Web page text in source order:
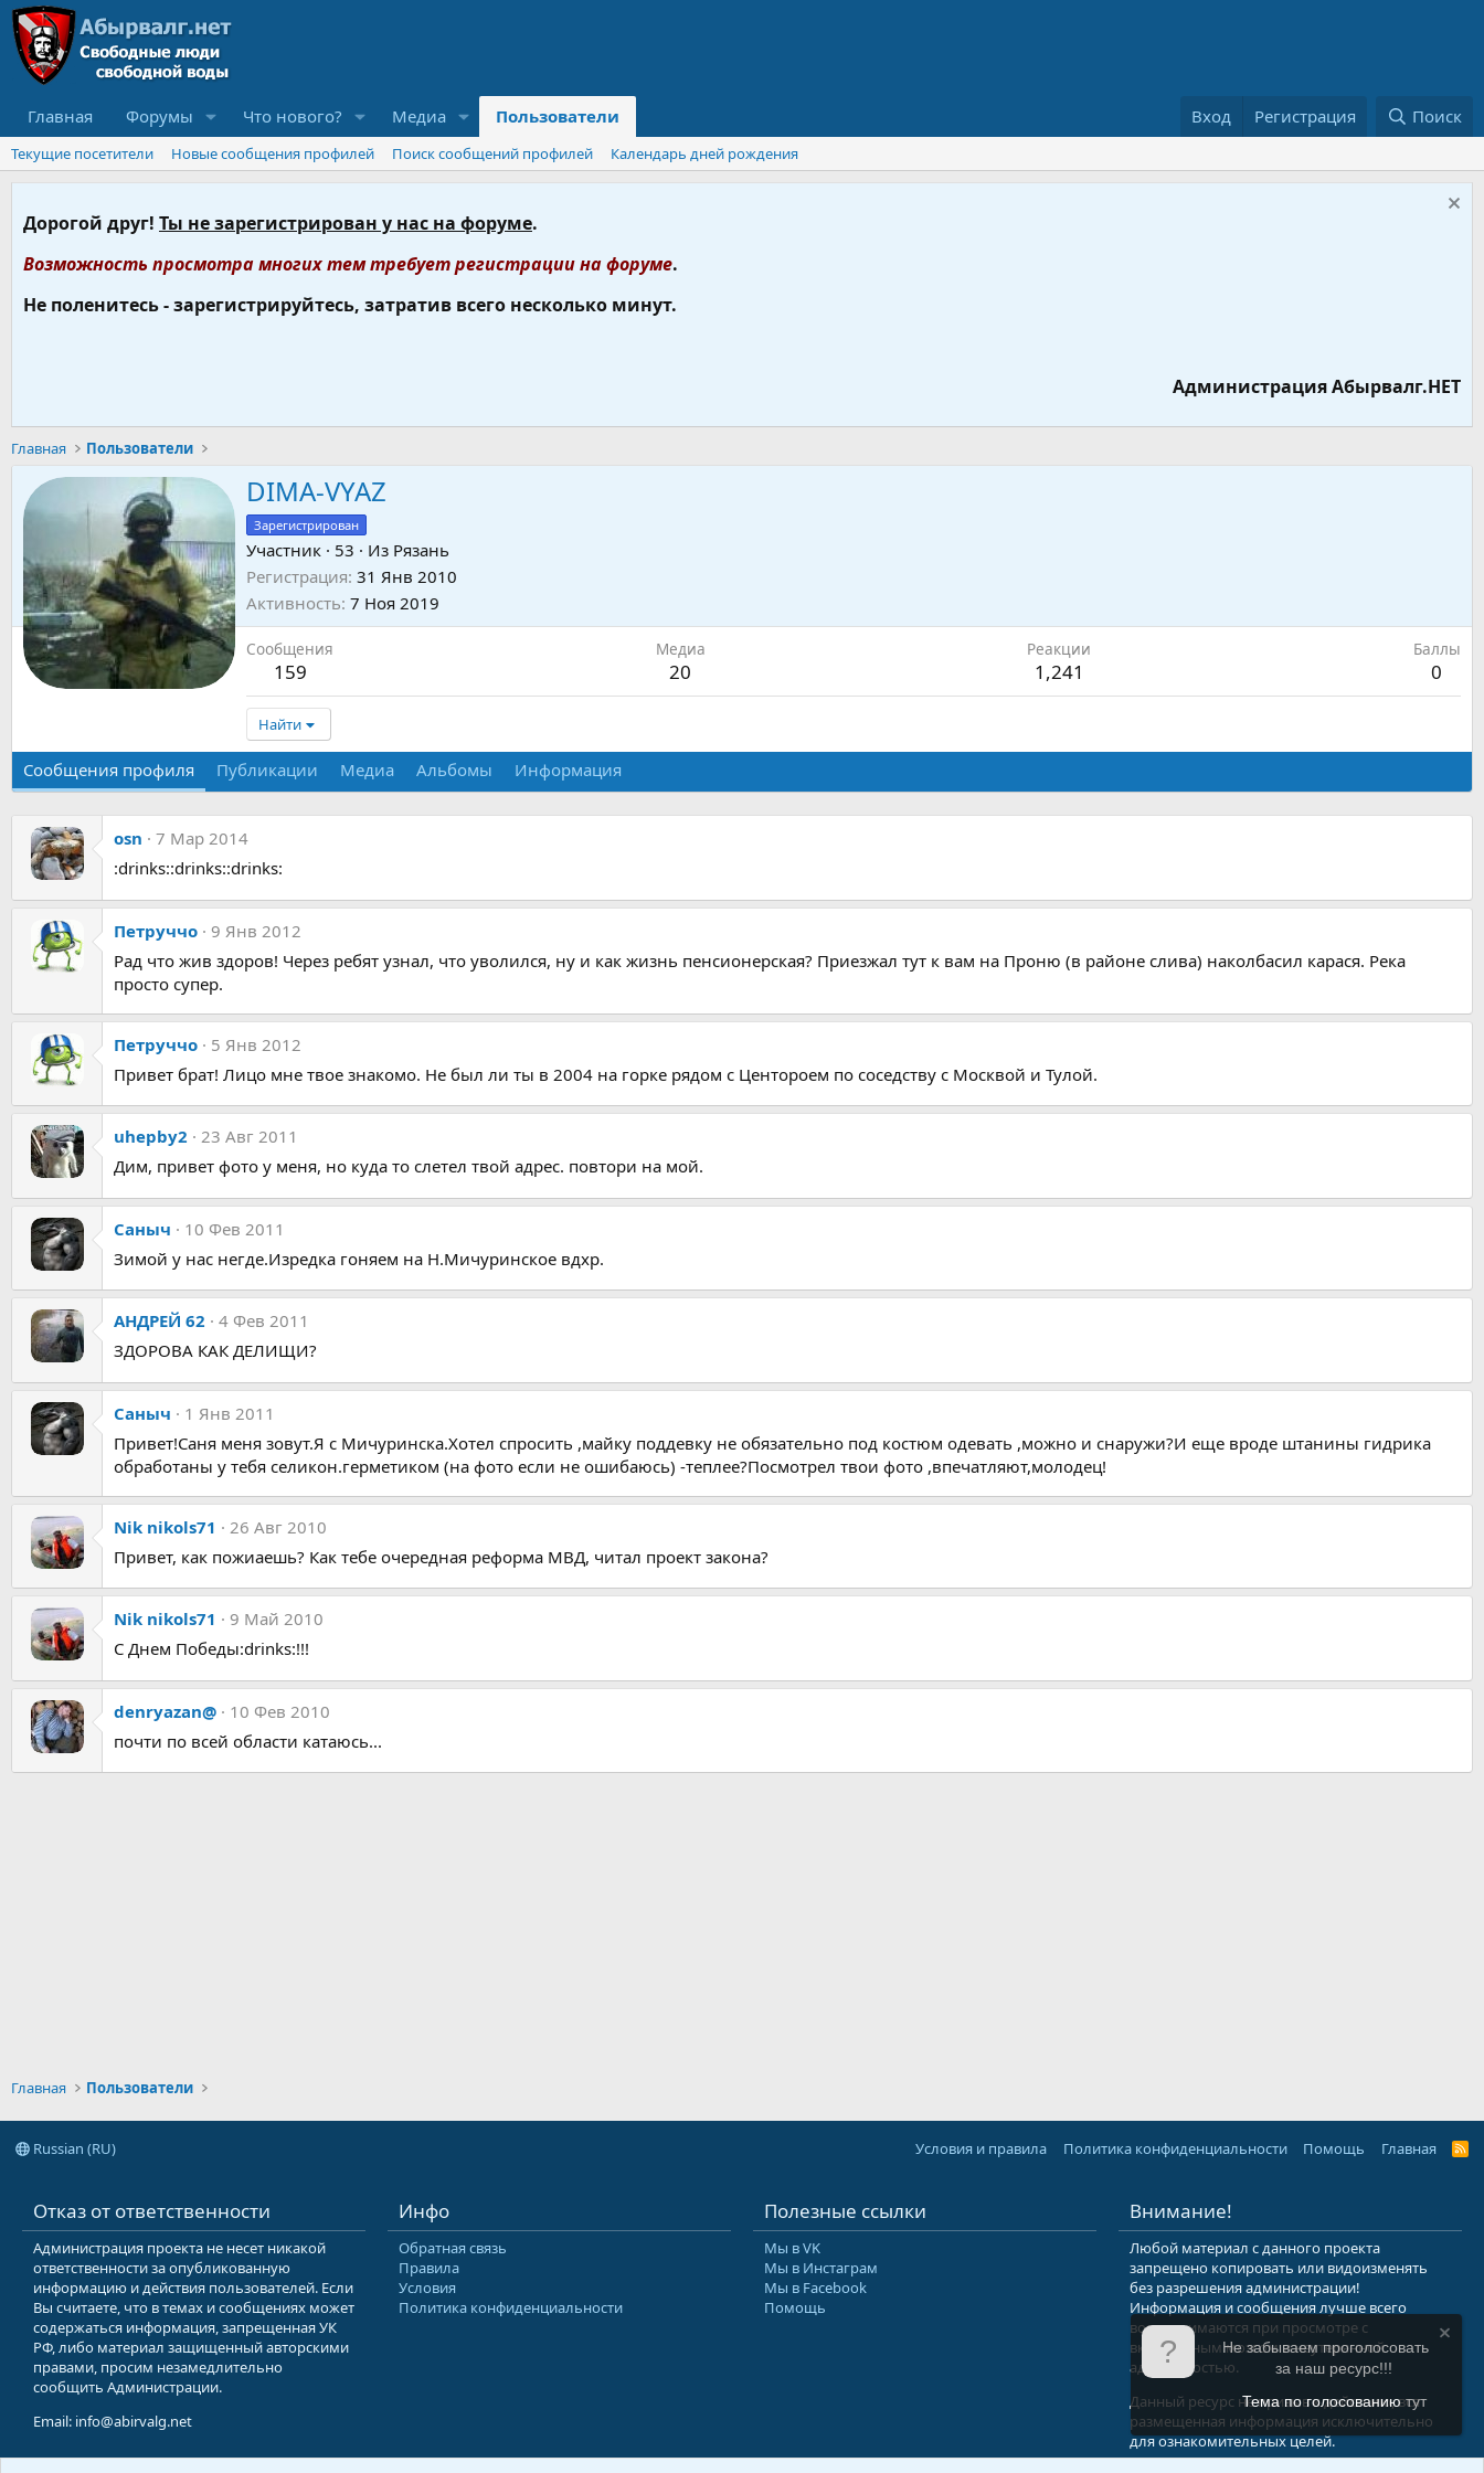
Главная Форумы Что нового? Медиа Пользователи Вход Регистрация Поиск
Текущие посетители Новые сообщения профилей Поиск сообщений профилей Календарь дней рождения
Дорогой друг! Ты не зарегистрирован у нас на форуме.
Возможность просмотра многих тем требует регистрации на форуме.
Не поленитесь - зарегистрируйтесь, затратив всего несколько минут.
Администрация Абырвалг.НЕТ
Главная Пользователи
DIMA-VYAZ
Зарегистрирован
Участник · 53 · Из Рязань
Регистрация 31 Янв 2010
Активность 7 Ноя 2019
Сообщения
159
Медиа
20
Реакции
1,241
Баллы
0
Найти
Сообщения профиля Публикации Медиа Альбомы Информация
osn
7 Мар 2014
:drinks::drinks::drinks:
Петруччо
9 Янв 2012
Рад что жив здоров! Через ребят узнал, что уволился, ну и как жизнь пенсионерская? Приезжал тут к вам на Проню (в районе слива) наколбасил карася. Река
просто супер.
Петруччо
5 Янв 2012
Привет брат! Лицо мне твое знакомо. Не был ли ты в 2004 на горке рядом с Центороем по соседству с Москвой и Тулой.
uhepby2
23 Авг 2011
Дим, привет фото у меня, но куда то слетел твой адрес. повтори на мой.
Саныч
10 Фев 2011
Зимой у нас негде.Изредка гоняем на Н.Мичуринское вдхр.
АНДРЕЙ 62
4 Фев 2011
ЗДОРОВА КАК ДЕЛИЩИ?
Саныч
1 Янв 2011
Привет!Саня меня зовут.Я с Мичуринска.Хотел спросить ,майку поддевку не обязательно под костюм одевать ,можно и снаружи?И еще вроде штанины гидрика
обработаны у тебя селикон.герметиком (на фото если не ошибаюсь) -теплее?Посмотрел твои фото ,впечатляют,молодец!
Nik nikols71
26 Авг 2010
Привет, как пожиаешь? Как тебе очередная реформа МВД, читал проект закона?
Nik nikols71
9 Май 2010
С Днем Победы:drinks:!!!
denryazan@
10 Фев 2010
почти по всей области катаюсь...
Главная Пользователи
Russian (RU) Условия и правила Политика конфиденциальности Помощь Главная
R
Отказ от ответственности
Администрация проекта не несет никакой
ответственности за опубликованную
информацию и действия пользователей. Если
Вы считаете, что в темах и сообщениях может
содержаться информация, запрещенная УК
РФ, либо материал защищенный авторскими
правами, просим незамедлительно
сообщить Администрации.
Email: info@abirvalg.net
Инфо
Обратная связь
Правила
Условия
Политика конфиденциальности
Полезные ссылки
Мы в VK
Мы в Инстаграм
Мы в Facebook
Помощь
Внимание!
Любой материал с данного проекта
запрещено копировать или видоизменять
без разрешения администрации!
Информация и сообщения лучше всего
воспринимаются при просмотре с
включенным мозгом и неутерянной
адекватностью.
Данный ресурс не призыв к действию, вся
размещенная информация исключительно
для ознакомительных целей.
Не забываем проголосовать
за наш ресурс!!!
Тема по голосованиютут